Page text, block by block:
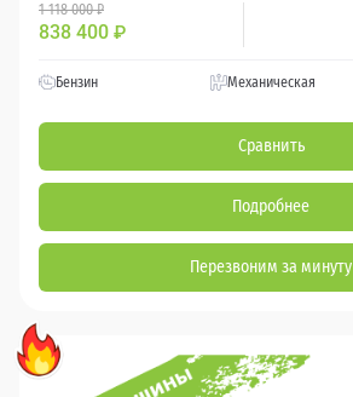
1 118 000 ₽
838 400 ₽
Бензин Механическая
Сравнить
Подробнее
Перезвоним за минуту